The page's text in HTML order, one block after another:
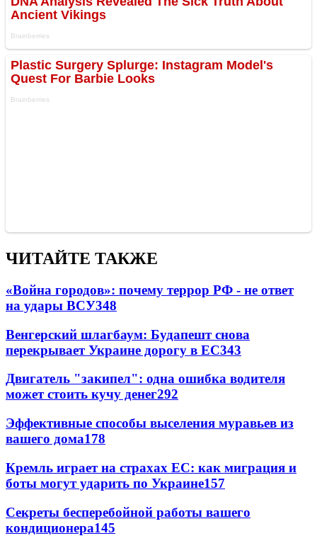
ЧИТАЙТЕ ТАКЖЕ
«Война городов»: почему террор РФ - не ответ
на удары ВСУ348
Венгерский шлагбаум: Будапешт снова
перекрывает Украине дорогу в ЕС343
Двигатель "закипел": одна ошибка водителя
может стоить кучу денег292
Эффективные способы выселения муравьев из
вашего дома178
Кремль играет на страхах ЕС: как миграция и
боты могут ударить по Украине157
Секреты бесперебойной работы вашего
кондиционера145